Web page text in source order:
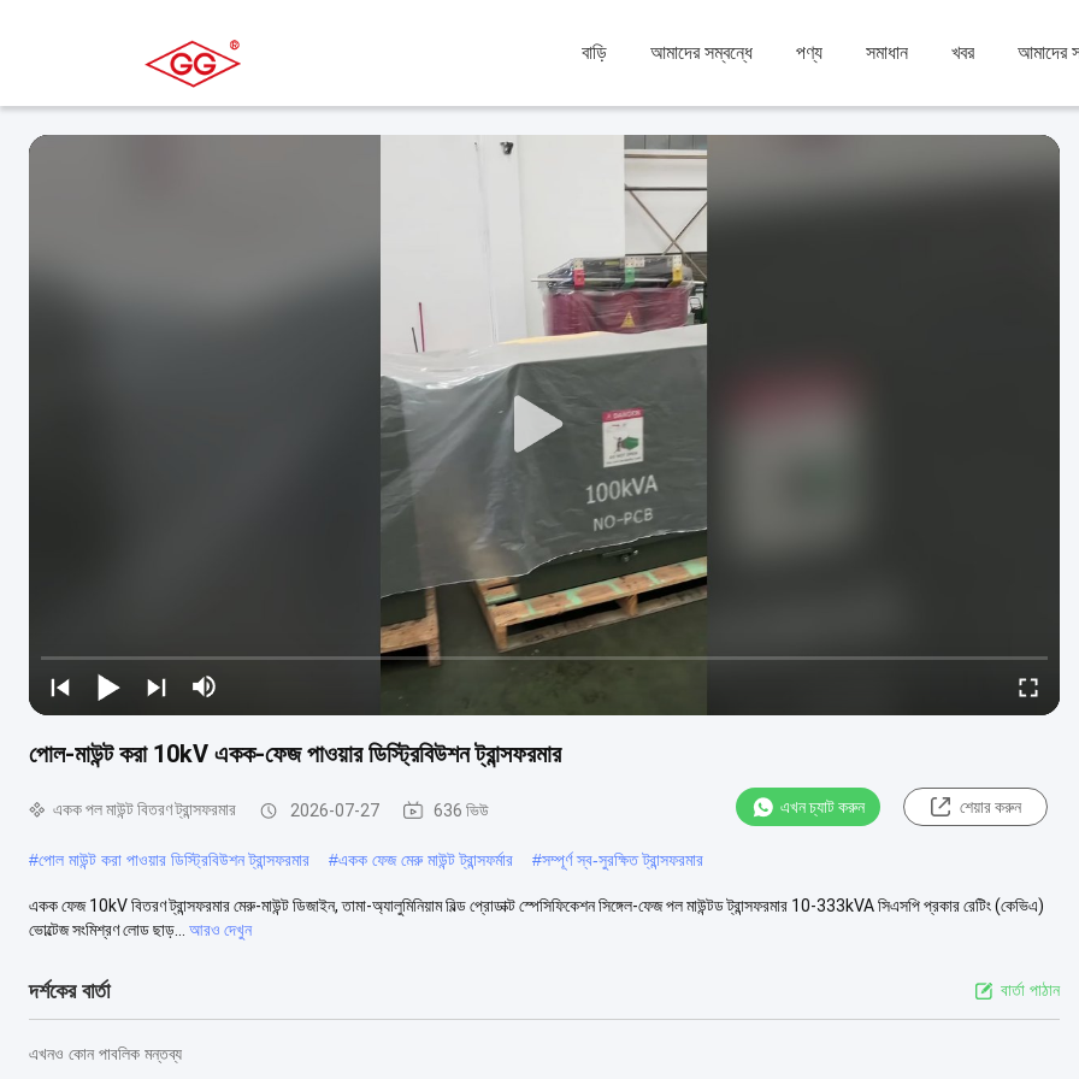
বাড়ি আমাদের সম্বন্ধে পণ্য সমাধান খবর আমাদের
পোল-মাউন্ট করা 10kV একক-ফেজ পাওয়ার ডিস্ট্রিবিউশন ট্রান্সফরমার
একক পল মাউন্ট বিতরণ ট্রান্সফরমার 2026-07-27 636 ভিউ এখন চ্যাট করুন শেয়ার করুন
#পোল মাউন্ট করা পাওয়ার ডিস্ট্রিবিউশন ট্রান্সফরমার #একক ফেজ মেরু মাউন্ট ট্রান্সফর্মার #সম্পূর্ণ স্ব-সুরক্ষিত ট্রান্সফরমার
একক ফেজ 10kV বিতরণ ট্রান্সফরমার মেরু-মাউন্ট ডিজাইন, তামা-অ্যালুমিনিয়াম বিল্ড প্রোডাক্ট স্পেসিফিকেশন সিঙ্গেল-ফেজ পল মাউন্টড ট্রান্সফরমার 10-333kVA সিএসপি প্রকার রেটিং (কেভিএ)
ভোল্টেজ সংমিশ্রণ লোড ছাড়...
আরও দেখুন
দর্শকের বার্তা বার্তা পাঠান
এখনও কোন পাবলিক মন্তব্য